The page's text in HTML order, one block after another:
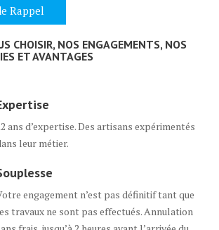
CHOISIR, NOS ENGAGEMENTS, NOS
ET AVANTAGES
ans d’expertise. Des artisans expérimentés
leur métier.
engagement n’est pas définitif tant que
travaux ne sont pas effectués. Annulation